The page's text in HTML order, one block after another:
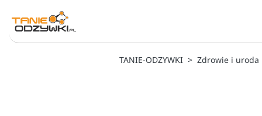
TANIE-ODZYWKI Zdrowie i uroda